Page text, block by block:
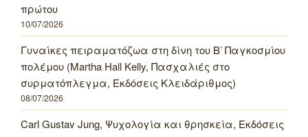
πρώτου
10/07/2026
Γυναίκες πειραματόζωα στη δίνη του Β’ Παγκοσμίου
πολέμου (Martha Hall Kelly, Πασχαλιές στο
συρματόπλεγμα, Εκδόσεις Κλειδάριθμος)
08/07/2026
Carl Gustav Jung, Ψυχολογία και θρησκεία, Εκδόσεις